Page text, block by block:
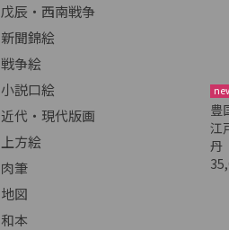
豊
江
丹
戊辰・西南戦争
新聞錦絵
戦争絵
小説口絵
近代・現代版画
上方絵
肉筆
地図
和本